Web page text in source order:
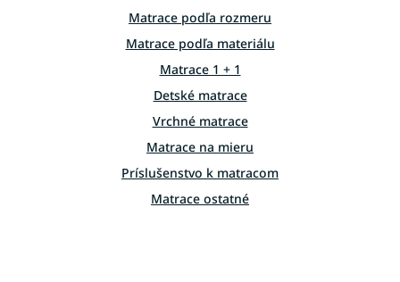
i
e
p
r
v
k
y
v
ý
p
i
s
Matrace podľa rozmeru
Matrace podľa materiálu
Matrace 1 + 1
Detské matrace
Vrchné matrace
Matrace na mieru
Príslušenstvo k matracom
Matrace ostatné